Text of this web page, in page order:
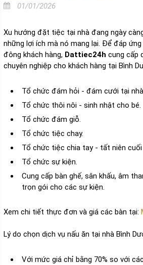
01/01/2026
Xu hướng đặt tiệc tại nhà đang ngày
những lợi ích mà nó mang lại. Để đáp
đông khách hàng, Dattiec24h cung cấp
chuyên nghiệp cho khách hàng tại Bình
Tổ chức đám hỏi - đám cưới tại
Tổ chức thôi nôi - sinh nhật cho bé.
Tổ chức đám giỗ.
Tổ chức tiệc chay.
Tổ chức tiệc chia tay - tất niên cuối
Tổ chức sự kiện.
Cung cấp bàn ghế, sân khấu, âm
trọn gói cho các sự kiện.
Xem chi tiết thực đơn và giá các bàn tại:
Lý do chọn dịch vụ nấu ăn tại nhà Bình
Với mức giá chỉ bằng 70% so với